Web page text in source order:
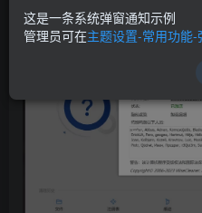
这是一条系统弹窗通知示例
管理员可在主题设置-常用功能-